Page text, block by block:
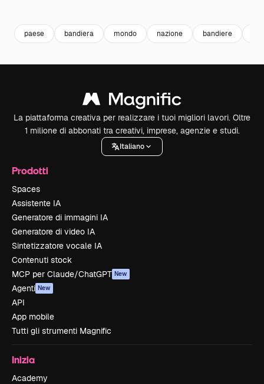
paese bandiera mondo nazione bandiere
La piattaforma creativa per realizzare i tuoi migliori lavori. Oltre
1 milione di abbonati tra creativi, imprese, agenzie e studi.
Italiano
Prodotti
Spaces
Assistente IA
Generatore di immagini IA
Generatore di video IA
Sintetizzatore vocale IA
Contenuti stock
MCP per Claude/ChatGPT New
Agenti New
API
App mobile
Tutti gli strumenti Magnific
Inizia
Academy